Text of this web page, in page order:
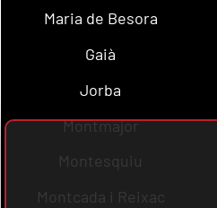
Maria de Besora
Gaià
Jorba
Montmajor
Montesquiu
Montcada i Reixac